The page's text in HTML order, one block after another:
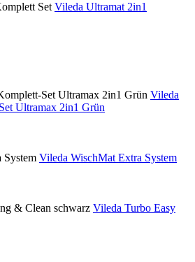
Vileda Ultramat 2in1
Vileda
Ultramax 2in1 Grün
Vileda WischMat Extra System
Vileda Turbo Easy